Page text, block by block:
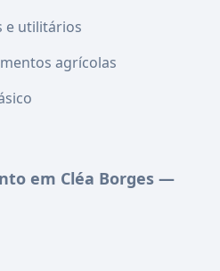
e utilitários
agrícolas
em Cléa Borges —